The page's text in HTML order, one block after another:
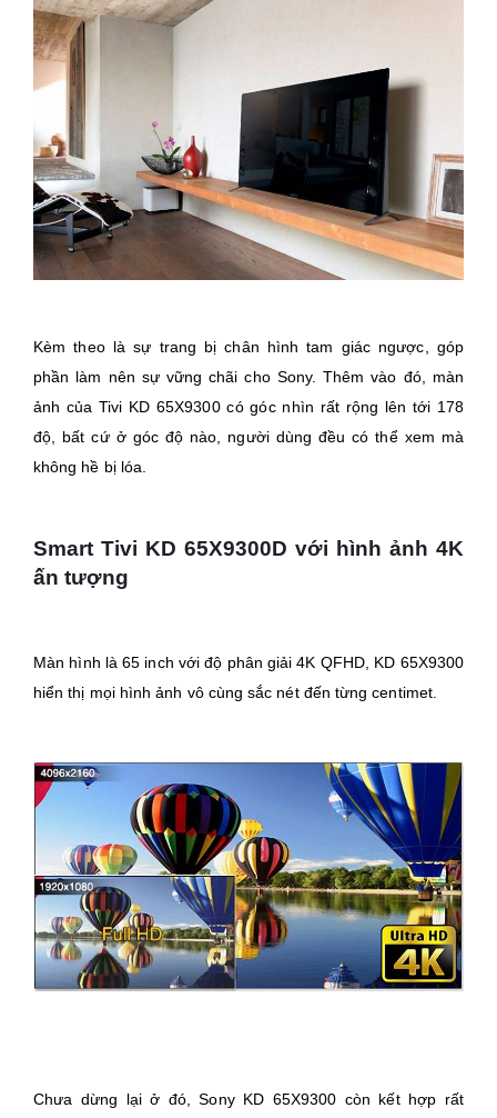
Kèm theo là sự trang bị chân hình tam giác ngược, góp
phần làm nên sự vững chãi cho Sony. Thêm vào đó, màn
ảnh của Tivi KD 65X9300 có góc nhìn rất rộng lên tới 178
độ, bất cứ ở góc độ nào, người dùng đều có thể xem mà
không hề bị lóa.
Smart Tivi KD 65X9300​D với hình ảnh 4K
ấn tượng
Màn hình là 65 inch với độ phân giải 4K QFHD, KD 65X9300
hiển thị mọi hình ảnh vô cùng sắc nét đến từng centimet.
Chưa dừng lại ở đó, Sony KD 65X9300 còn kết hợp rất